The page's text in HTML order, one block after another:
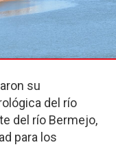
su
del río
del río Bermejo,
para los